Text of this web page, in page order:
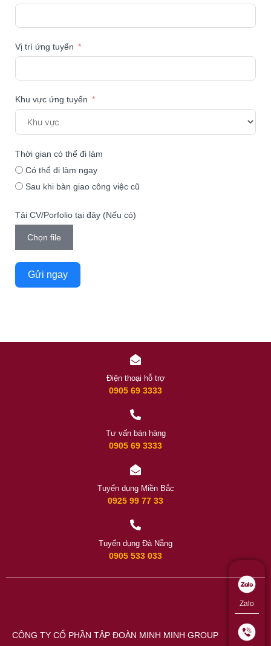
Vị trí ứng tuyển
Khu vực ứng tuyển
Thời gian có thể đi làm
Có thể đi làm ngay
Sau khi bàn giao công việc cũ
Tải CV/Porfolio tại đây (Nếu có)
Chọn file
Gửi ngay
Điện thoại hỗ trợ
0905 69 3333
Tư vấn bán hàng
0905 69 3333
Tuyển dụng Miền Bắc
0925 99 77 33
Tuyển dụng Đà Nẵng
0905 533 033
CÔNG TY CỔ PHẦN TẬP ĐOÀN MINH MINH GROUP
Zalo